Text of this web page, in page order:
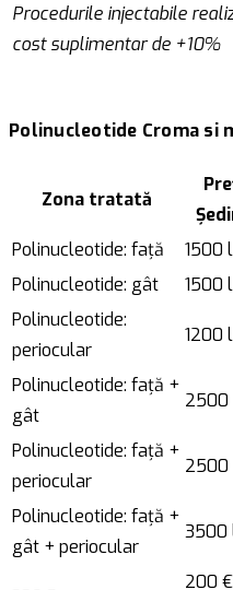
Procedurile injectabile
cost suplimentar de +10%
Polinucleotide Croma si
Zona tratată
Polinucleotide: față 1500
Polinucleotide: gât
1500
Polinucleotide:
periocular
1200
Polinucleotide: față +
gât
2500
Polinucleotide: față +
periocular
2500
Polinucleotide: față +
gât + periocular
3500
200